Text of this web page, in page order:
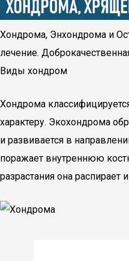
Хондрома, Энхондрома и
лечение.
Виды хондром
Хондрома
характеру. Экохондрома
и развивается в
поражает внутреннюю
разрастания она распирает